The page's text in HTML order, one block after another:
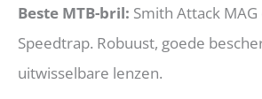
Beste MTB-bril: Smith Attack
Speedtrap. Robuust, goede
uitwisselbare lenzen.